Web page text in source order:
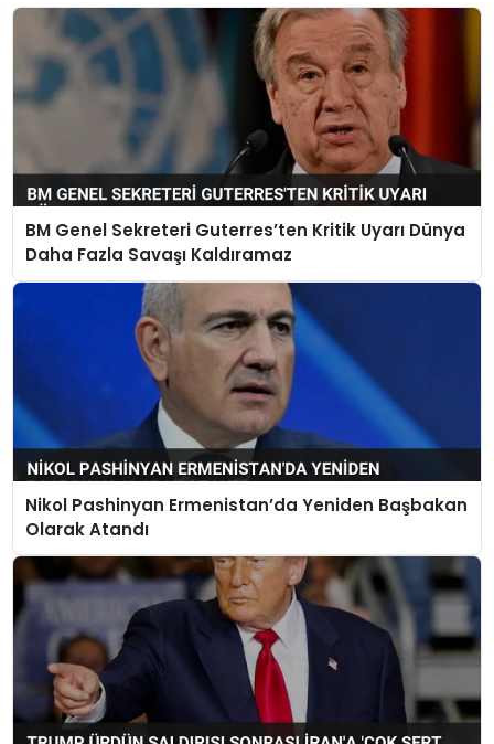
BM Genel Sekreteri Guterres’ten Kritik Uyarı Dünya
Daha Fazla Savaşı Kaldıramaz
Nikol Pashinyan Ermenistan’da Yeniden Başbakan
Olarak Atandı